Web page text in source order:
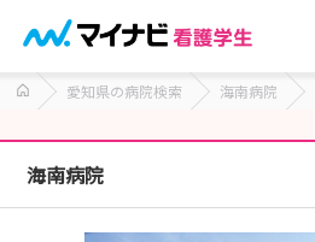
愛知県の病院検索 海南病院
海南病院